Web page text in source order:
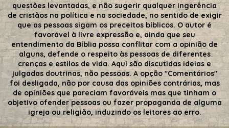
questões levantadas, e não sugerir qualquer ingerência
de cristãos na política e na sociedade, no sentido de exigir
que as pessoas sigam os preceitos bíblicos. O autor é
favorável à livre expressão e, ainda que seu
entendimento da Bíblia possa conflitar com a opinião de
alguns, defende o respeito às pessoas de diferentes
crenças e estilos de vida. Aqui são discutidas ideias e
julgadas doutrinas, não pessoas. A opção "Comentários"
foi desligada, não por causa das opiniões contrárias, mas
de opiniões que pareciam favoráveis mas que tinham o
objetivo ofender pessoas ou fazer propaganda de alguma
igreja ou religião, induzindo os leitores ao erro.